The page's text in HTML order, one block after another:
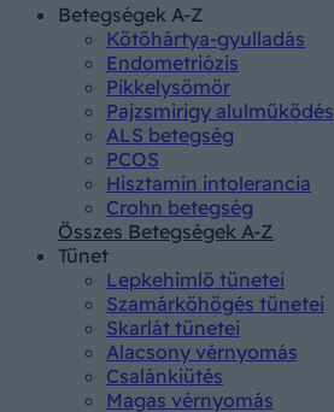
Betegségek A-Z
Kötőhártya-gyulladás
Endometriózis
Pikkelysömör
Pajzsmirigy alulműködés
ALS betegség
PCOS
Hisztamin intolerancia
Crohn betegség
Összes Betegségek A-Z
Tünet
Lepkehimlő tünetei
Szamárköhögés tünetei
Skarlát tünetei
Alacsony vérnyomás
Csalánkiütés
Magas vérnyomás